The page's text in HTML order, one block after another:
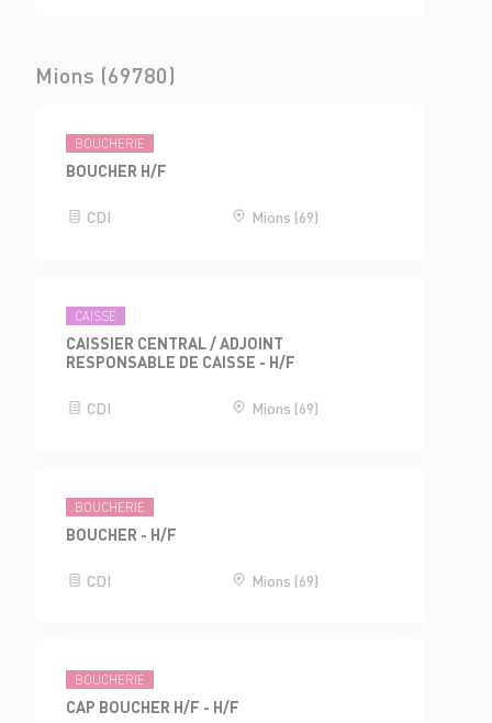
Mions (69780)
BOUCHERIE
BOUCHER H/F
CDI Mions (69)
CAISSE
CAISSIER CENTRAL / ADJOINT
RESPONSABLE DE CAISSE - H/F
CDI Mions (69)
BOUCHERIE
BOUCHER - H/F
CDI Mions (69)
BOUCHERIE
CAP BOUCHER H/F - H/F